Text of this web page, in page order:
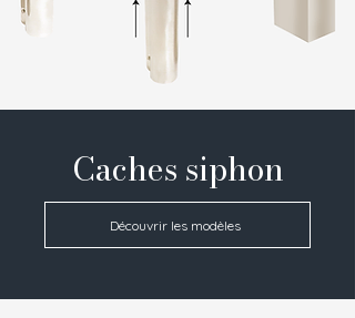
Caches siphon
Découvrir les modèles